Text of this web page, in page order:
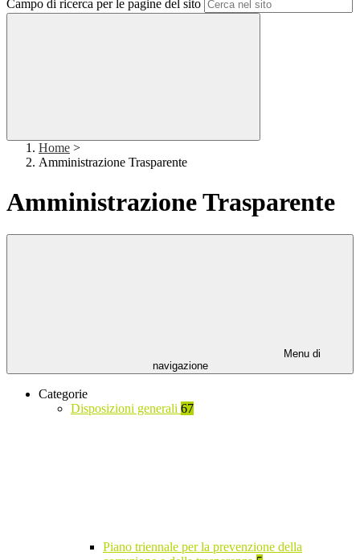
Campo di ricerca per le pagine del sito
Home >
Amministrazione Trasparente
Amministrazione Trasparente
Menu di
navigazione
Categorie
Disposizioni generali 67
Piano triennale per la prevenzione della